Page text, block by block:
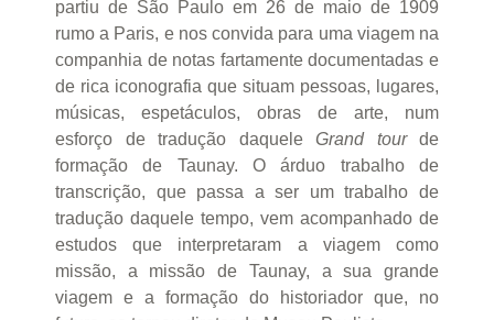
partiu de São Paulo em 26 de maio de 1909
rumo a Paris, e nos convida para uma viagem na
companhia de notas fartamente documentadas e
de rica iconografia que situam pessoas, lugares,
músicas, espetáculos, obras de arte, num
esforço de tradução daquele Grand tourde
formação de Taunay. O árduo trabalho de
transcrição, que passa a ser um trabalho de
tradução daquele tempo, vem acompanhado de
estudos que interpretaram a viagem como
missão, a missão de Taunay, a sua grande
viagem e a formação do historiador que, no